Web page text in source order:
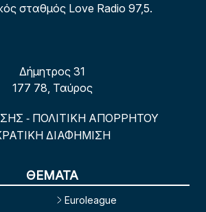
σταθμός Love Radio 97,5.
Δήμητρος 31
177 78, Ταύρος
- ΠΟΛΙΤΙΚΗ ΑΠΟΡΡΗΤΟΥ
ΔΙΑΦΗΜΙΣΗ
ΘΕΜΑΤΑ
Euroleague